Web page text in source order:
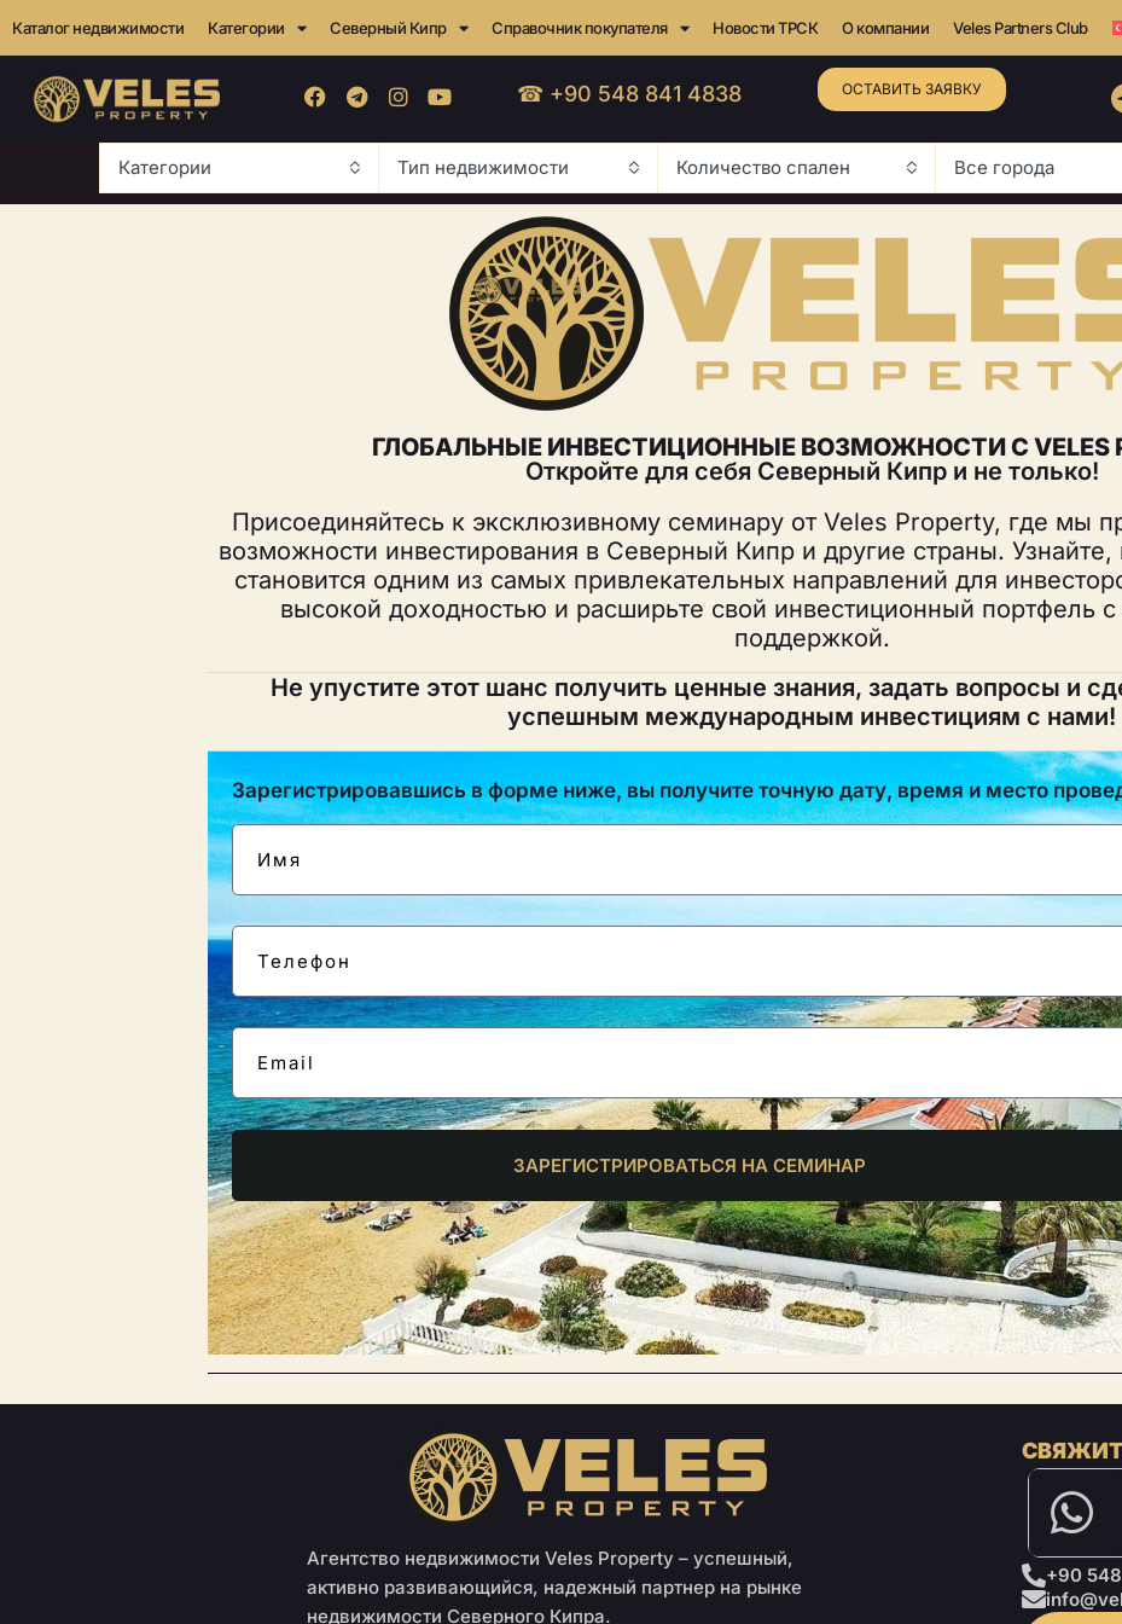
Каталог недвижимости Категории Северный Кипр Справочник покупателя Новости ТРСК О компании Veles Partners Club
☎ +90 548 841 4838 ОСТАВИТЬ ЗАЯВКУ
Категории Тип недвижимости Количество спален Все города
ГЛОБАЛЬНЫЕ ИНВЕСТИЦИОННЫЕ ВОЗМОЖНОСТИ С VELES
Откройте для себя Северный Кипр и не только!
Присоединяйтесь к эксклюзивному семинару от Veles Property, где мы
возможности инвестирования в Северный Кипр и другие страны.
становится одним из самых привлекательных направлений для
высокой доходностью и расширьте свой инвестиционный портфель
поддержкой.
Не упустите этот шанс получить ценные знания, задать вопросы и
успешным международным инвестициям с нами!
Зарегистрировавшись в форме ниже, вы получите точную дату, время и место
ЗАРЕГИСТРИРОВАТЬСЯ НА СЕМИНАР
Агентство недвижимости Veles Property – успешный,
активно развивающийся, надежный партнер на рынке
недвижимости Северного Кипра.
+90